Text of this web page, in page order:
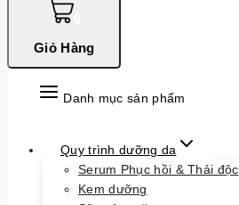
Giỏ Hàng
Danh mục sản phẩm
Quy trình dưỡng da
Serum Phục hồi & Thải độc
Kem dưỡng